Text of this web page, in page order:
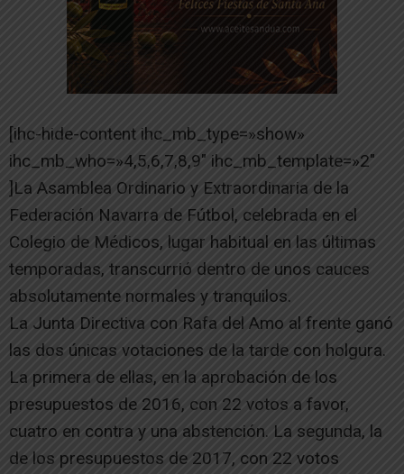
[ihc-hide-content ihc_mb_type=»show»
ihc_mb_who=»4,5,6,7,8,9″ ihc_mb_template=»2″
]La Asamblea Ordinario y Extraordinaria de la
Federación Navarra de Fútbol, celebrada en el
Colegio de Médicos, lugar habitual en las últimas
temporadas, transcurrió dentro de unos cauces
absolutamente normales y tranquilos.
La Junta Directiva con Rafa del Amo al frente ganó
las dos únicas votaciones de la tarde con holgura.
La primera de ellas, en la aprobación de los
presupuestos de 2016, con 22 votos a favor,
cuatro en contra y una abstención. La segunda, la
de los presupuestos de 2017, con 22 votos